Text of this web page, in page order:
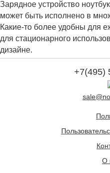
Зарядное устройство
может быть исполнено в
Какие-то более удобны для
для стационарного
дизайне.
+7(495)
О